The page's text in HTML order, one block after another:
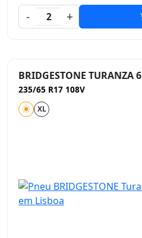
-
2 +
BRIDGESTONE TURANZA 6
235/65 R17 108V
XL